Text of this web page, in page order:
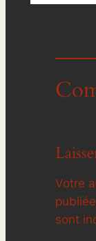
Votre
sont